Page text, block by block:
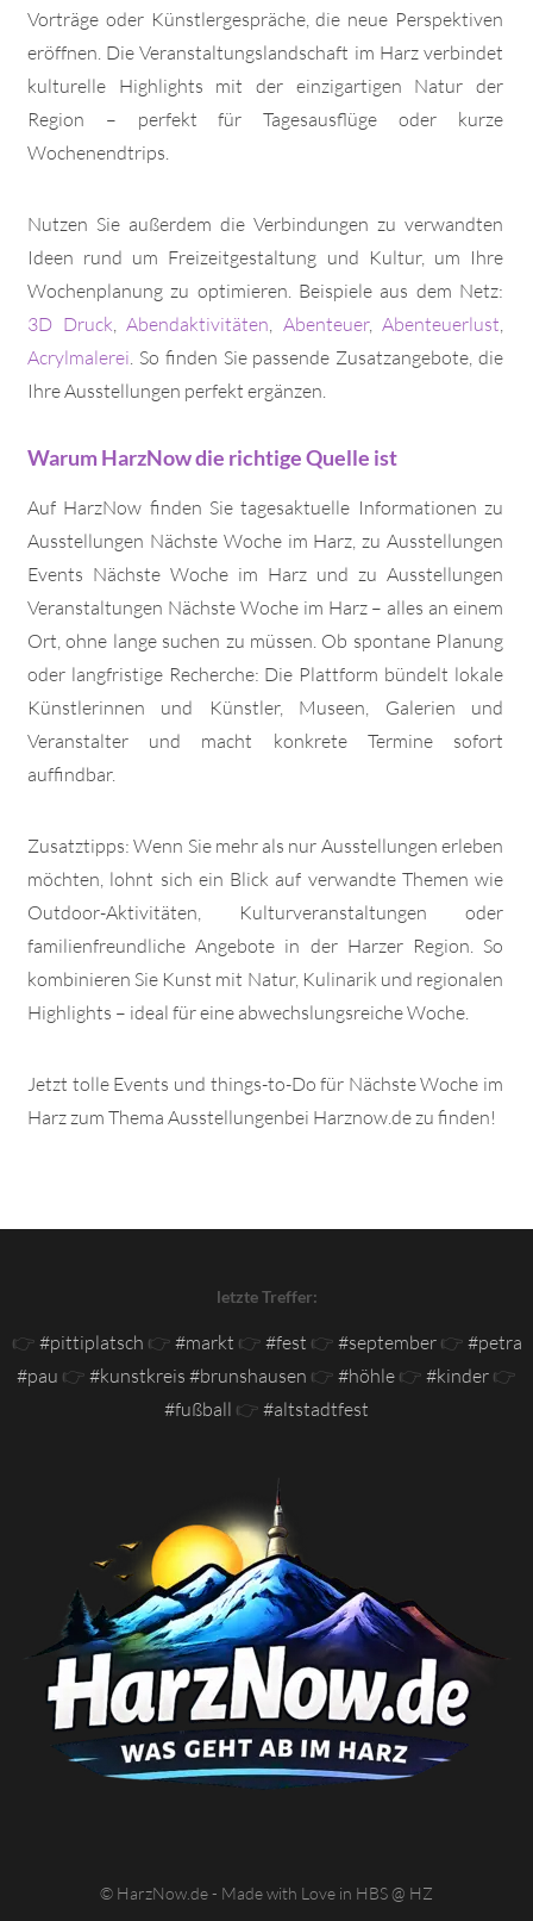
Vorträge oder Künstlergespräche, die neue Perspektiven
eröffnen. Die Veranstaltungslandschaft im Harz verbindet
kulturelle Highlights mit der einzigartigen Natur der
Region – perfekt für Tagesausflüge oder kurze
Wochenendtrips.
Nutzen Sie außerdem die Verbindungen zu verwandten
Ideen rund um Freizeitgestaltung und Kultur, um Ihre
Wochenplanung zu optimieren. Beispiele aus dem Netz:
3D Druck Abendaktivitäten Abenteuer, Abenteuerlust
Acrylmalerei . So finden Sie passende Zusatzangebote, die
Ihre Ausstellungen perfekt ergänzen.
Warum HarzNow die richtige Quelle ist
Auf HarzNow finden Sie tagesaktuelle Informationen zu
Ausstellungen Nächste Woche im Harz, zu Ausstellungen
Events Nächste Woche im Harz und zu Ausstellungen
Veranstaltungen Nächste Woche im Harz – alles an einem
Ort, ohne lange suchen zu müssen. Ob spontane Planung
oder langfristige Recherche: Die Plattform bündelt lokale
Künstlerinnen und Künstler, Museen, Galerien und
Veranstalter und macht konkrete Termine sofort
auffindbar.
Zusatztipps: Wenn Sie mehr als nur Ausstellungen erleben
möchten, lohnt sich ein Blick auf verwandte Themen wie
Outdoor-Aktivitäten, Kulturveranstaltungen oder
familienfreundliche Angebote in der Harzer Region. So
kombinieren Sie Kunst mit Natur, Kulinarik und regionalen
Highlights – ideal für eine abwechslungsreiche Woche.
Jetzt tolle Events und things-to-Do für Nächste Woche im
Harz zum Thema Ausstellungenbei Harznow.de zu finden!
letzte Treffer:
👉 #pittiplatsch 👉 #markt 👉 #fest 👉 #september👉 #petra
#pau 👉 #kunstkreis #brunshausen 👉 #höhle 👉 #kinder 👉
#fußball 👉 #altstadtfest
© HarzNow.de - Made with Love in HBS @ HZ